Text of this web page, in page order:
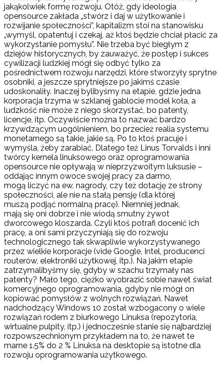
jakąkolwiek formę rozwoju. Otóż, gdy ideologia
opensource zakłada „stwórz i daj w użytkowanie i
rozwijanie społeczności”, kapitalizm stoi na stanowisku
„wymyśl, opatentuj i czekaj, aż ktoś będzie chciał płacić za
wykorzystanie pomysłu”. Nie trzeba być biegłym z
dziejów historycznych, by zauważyć, że postęp i sukces
cywilizacji ludzkiej mógł się odbyć tylko za
pośrednictwem rozwoju narzędzi, które stworzyły sprytne
osobniki, a jeszcze sprytniejsze po jakimś czasie
udoskonaliły. Inaczej bylibyśmy na etapie, gdzie jedna
korporacja trzyma w szklanej gablocie model koła, a
ludzkość nie może z niego skorzystać, bo patenty,
licencje, itp. Oczywiście można to nazwać bardzo
krzywdzącym uogólnieniem, bo przecież realia systemu
monetarnego są takie, jakie są. Po to ktoś pracuje i
wymyśla, żeby zarabiać. Dlatego też Linus Torvalds i inni
twórcy kernela linuksowego oraz oprogramowania
opensource nie opływają w nieprzyzwoitym luksusie –
oddając innym owoce swojej pracy za darmo,
mogą liczyć na ew. nagrody, czy też dotację ze strony
społeczności, ale nie na stałą pensję (dla której
muszą podjąć normalną pracę). Niemniej jednak,
mają się oni dobrze i nie wiodą smutny żywot
dworcowego kloszarda. Czyli ktoś potrafi docenić ich
pracę, a oni sami przyczyniają się do rozwoju
technologicznego tak skwapliwie wykorzystywanego
przez wielkie korporacje (vide Google, Intel, producenci
routerów, elektroniki użytkowej, itp.). Na jakim etapie
zatrzymalibyśmy się, gdyby w szachu trzymały nas
patenty? Mało tego, ciężko wyobrazić sobie nawet świat
komercyjnego oprogramowania, gdyby nie mógł on
kopiować pomysłów z wolnych rozwiązań. Nawet
nadchodzący Windows 10 został wzbogacony o wiele
rozwiązań rodem z biurkowego Linuksa (repozytoria,
wirtualne pulpity, itp.) i jednocześnie stanie się najbardziej
rozpowszechnionym przykładem na to, że nawet te
marne 1.5% do 2 % Linuksa na desktopie są istotne dla
rozwoju oprogramowania użytkowego.